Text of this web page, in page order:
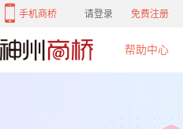
手机商桥 请登录 免费注册
帮助中心